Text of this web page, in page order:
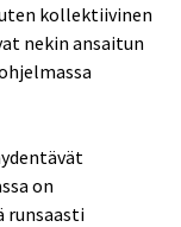
kollektiivinen
nekin ansaitun
on
runsaasti